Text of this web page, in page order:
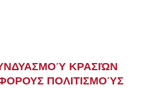
ΚΡΑΣΙΏΝ
ΠΟΛΙΤΙΣΜΟΎΣ